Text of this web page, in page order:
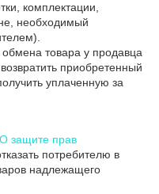
комплектации,
необходимый
товара у продавца
приобретенный
уплаченную за
защите прав
потребителю в
надлежащего